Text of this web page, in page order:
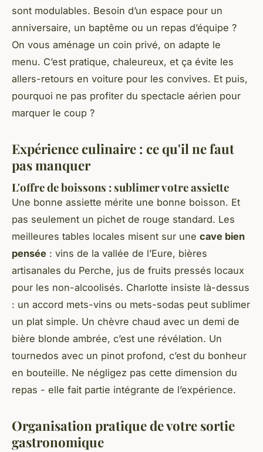
sont modulables. Besoin d’un espace pour un
anniversaire, un baptême ou un repas d’équipe ?
On vous aménage un coin privé, on adapte le
menu. C’est pratique, chaleureux, et ça évite les
allers-retours en voiture pour les convives. Et puis,
pourquoi ne pas profiter du spectacle aérien pour
marquer le coup ?
Expérience culinaire : ce qu'il ne faut
pas manquer
L'offre de boissons : sublimer votre assiette
Une bonne assiette mérite une bonne boisson. Et
pas seulement un pichet de rouge standard. Les
meilleures tables locales misent sur une cave bien
pensée : vins de la vallée de l’Eure, bières
artisanales du Perche, jus de fruits pressés locaux
pour les non-alcoolisés. Charlotte insiste là-dessus
: un accord mets-vins ou mets-sodas peut sublimer
un plat simple. Un chèvre chaud avec un demi de
bière blonde ambrée, c’est une révélation. Un
tournedos avec un pinot profond, c’est du bonheur
en bouteille. Ne négligez pas cette dimension du
repas - elle fait partie intégrante de l’expérience.
Organisation pratique de votre sortie
gastronomique